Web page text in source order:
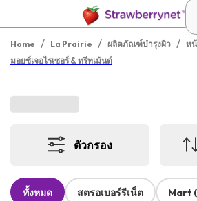
Home / La Prairie / ผลิตภัณฑ์บำรุงผิว / ห
มอยซ์เจอไรเซอร์ & ทรีทเม้นต์
ตัวกรอง
ทั้งหมด สตรอเบอร์รีเน็ต Mart